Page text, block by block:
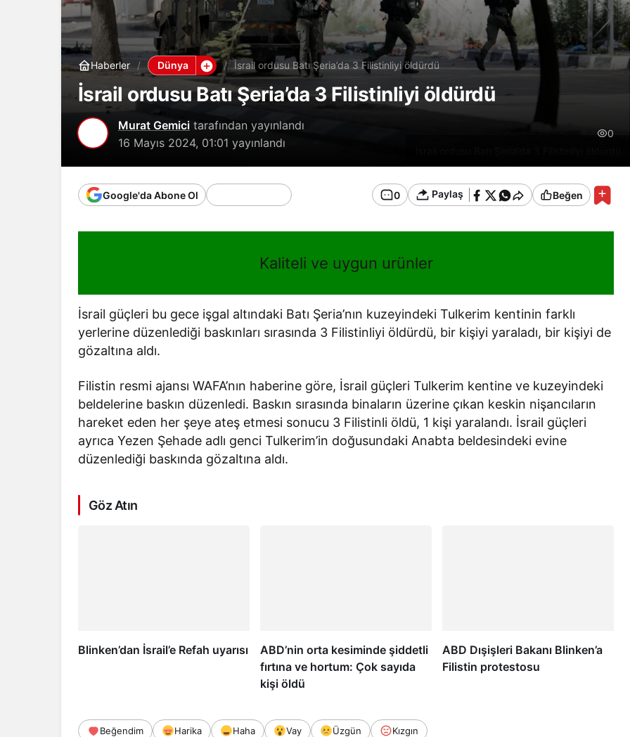
Haberler Dünya İsrail ordusu Batı Şeria’da 3 Filistinliyi öldürdü
İsrail ordusu Batı Şeria’da 3 Filistinliyi öldürdü
Murat Gemici tarafından yayınlandı
16 Mayıs 2024, 01:01 yayınlandı
0
Google'da Abone Ol 0 Paylaş Beğen
Kaliteli ve uygun urünler
İsrail güçleri bu gece işgal altındaki Batı Şeria’nın kuzeyindeki Tulkerim kentinin farklı
yerlerine düzenlediği baskınları sırasında 3 Filistinliyi öldürdü, bir kişiyi yaraladı, bir kişiyi de
gözaltına aldı.
Filistin resmi ajansı WAFA’nın haberine göre, İsrail güçleri Tulkerim kentine ve kuzeyindeki
beldelerine baskın düzenledi. Baskın sırasında binaların üzerine çıkan keskin nişancıların
hareket eden her şeye ateş etmesi sonucu 3 Filistinli öldü, 1 kişi yaralandı. İsrail güçleri
ayrıca Yezen Şehade adlı genci Tulkerim’in doğusundaki Anabta beldesindeki evine
düzenlediği baskında gözaltına aldı.
Göz Atın
Blinken’dan İsrail’e Refah uyarısı
ABD’nin orta kesiminde şiddetli
fırtına ve hortum: Çok sayıda
kişi öldü
ABD Dışişleri Bakanı Blinken’a
Filistin protestosu
Beğendim Harika Haha Vay Üzgün Kızgın